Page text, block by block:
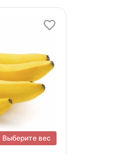
Выберите вес